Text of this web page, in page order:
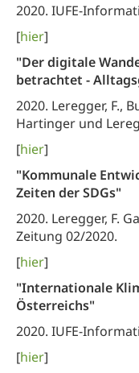
2020. IUFE-
[hier]
"Der digitale
betrachtet -
2020. Leregger, F.,
Hartinger und
[hier]
"Kommunale
Zeiten der SDGs"
2020. Leregger, F.
Zeitung 02/2020.
[hier]
"Internationale
Österreichs"
2020. IUFE-
[hier]